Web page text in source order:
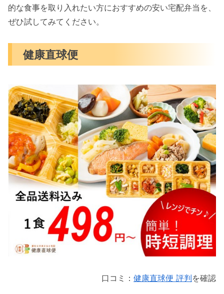
的な食事を取り入れたい方におすすめの安い宅配弁当を、
ぜひ試してみてください。
健康直球便
口コミ： 健康直球便 評判を確認